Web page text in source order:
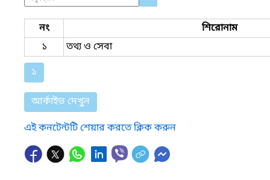
নং শিরোনাম
১
তথ্য ও সেবা
১
আর্কাইভ দেখুন
এই কনটেন্টটি শেয়ার করতে ক্লিক করুন